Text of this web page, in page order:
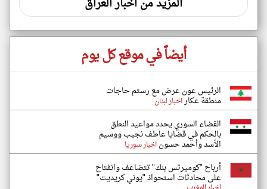
أيضاً في موقع كل يوم
الرئيس عون عرض مع رستم حاجات
منطقة عكاراخبار لبنان
القضاء السوري يحدد مواعيد النطق
بالحكم في قضايا عاطف نجيب ووسيم
الأسد وأحمد حسوناخبار سوريا
أرباح "كوميرتس بنك" تتضاعف وانفتاح
على محادثات استحواذ "يوني كريديت"